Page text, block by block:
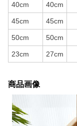
40cm 40cm
45cm 45cm
50cm 50cm
23cm 27cm
商品画像